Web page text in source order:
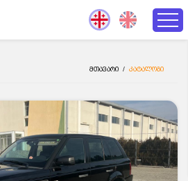
მთავარი / კატალოგი